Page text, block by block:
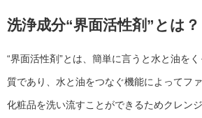
洗浄成分“界面活性剤”とは？
“界面活性剤”とは、簡単に言うと水と油を
質であり、水と油をつなぐ機能によってフ
化粧品を洗い流すことができるためクレン